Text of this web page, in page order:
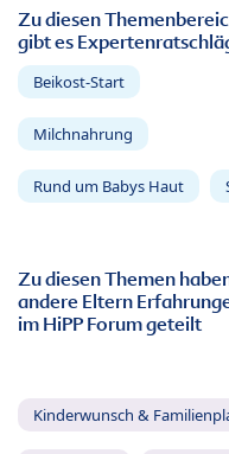
Zu diesen
gibt es
Beikost-Start
Milchnahrung
Rund um Babys Haut
Zu diesen Themen
andere Eltern
im HiPP Forum geteilt
Kinderwunsch &